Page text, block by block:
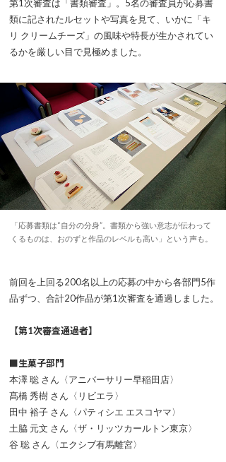
第1次審査は「書類審査」。5名の審査員が応募書
類に記されたルセットや写真を見て、いかに「キ
リ クリームチーズ」の風味や特長が生かされてい
るかを厳しい目で見極めました。
「応募書類は“自分の分身”。書類から強い意志が伝わって
くるものは、おのずと作品のレベルも高い」という声も。
前回を上回る200名以上の応募の中から各部門5作
品ずつ、合計20作品が第1次審査を通過しました。
【第1次審査通過者】
■生菓子部門
本澤 聡 さん〈アニバーサリー早稲田店〉
髙橋 秀樹 さん〈リビエラ〉
田中 裕子 さん〈パティシエ エスコヤマ〉
土脇 元文 さん〈ザ・リッツカールトン東京〉
谷 聡 さん〈エクシブ有馬離宮〉